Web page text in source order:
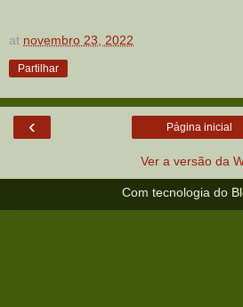
at novembro 23, 2022
Partilhar
‹ Página inicial
Ver a versão da
Com tecnologia do